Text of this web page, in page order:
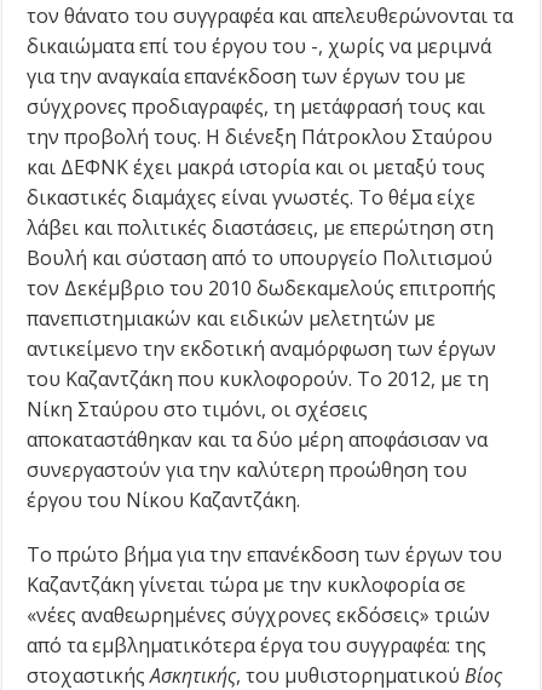
τον θάνατο του συγγραφέα και απελευθερώνονται τα
δικαιώματα επί του έργου του -, χωρίς να μεριμνά
για την αναγκαία επανέκδοση των έργων του με
σύγχρονες προδιαγραφές, τη μετάφρασή τους και
την προβολή τους. Η διένεξη Πάτροκλου Σταύρου
και ΔΕΦΝΚ έχει μακρά ιστορία και οι μεταξύ τους
δικαστικές διαμάχες είναι γνωστές. Το θέμα είχε
λάβει και πολιτικές διαστάσεις, με επερώτηση στη
Βουλή και σύσταση από το υπουργείο Πολιτισμού
τον Δεκέμβριο του 2010 δωδεκαμελούς επιτροπής
πανεπιστημιακών και ειδικών μελετητών με
αντικείμενο την εκδοτική αναμόρφωση των έργων
του Καζαντζάκη που κυκλοφορούν. Το 2012, με τη
Νίκη Σταύρου στο τιμόνι, οι σχέσεις
αποκαταστάθηκαν και τα δύο μέρη αποφάσισαν να
συνεργαστούν για την καλύτερη προώθηση του
έργου του Νίκου Καζαντζάκη.
Το πρώτο βήμα για την επανέκδοση των έργων του
Καζαντζάκη γίνεται τώρα με την κυκλοφορία σε
«νέες αναθεωρημένες σύγχρονες εκδόσεις» τριών
από τα εμβληματικότερα έργα του συγγραφέα: της
στοχαστικήςΑσκητικής, του μυθιστορηματικούΒίος